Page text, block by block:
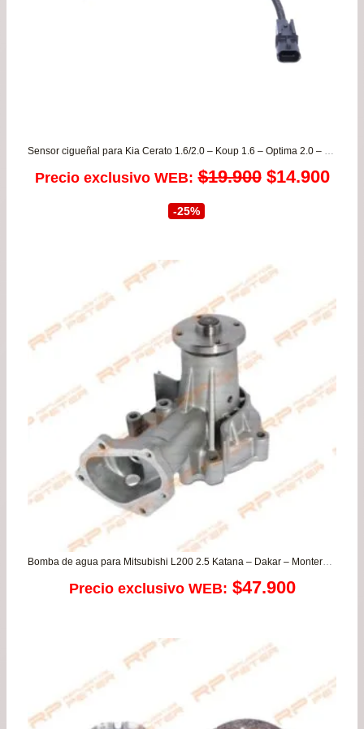
Sensor cigueñal para Kia Cerato 1.6/2.0 – Koup 1.6 – Optima 2.0 – Carens 2.0 desde 2010 a 2019
Precio exclusivo WEB: $19.900 El
era:
$19.900.
$14.900El
-25%
Bomba de agua para Mitsubishi L200 2.5 Katana – Dakar – Montero – Montero 2.5
Precio exclusivo WEB: $47.900